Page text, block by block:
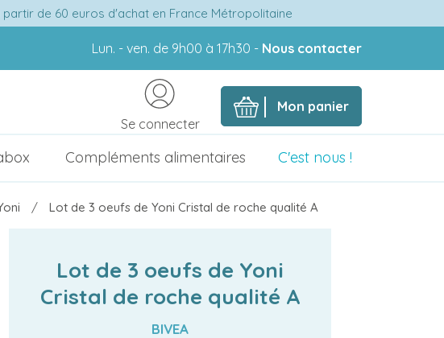
de 60 euros d'achat en France Métropolitaine
Lun. - ven. de 9h00 à 17h30 - Nous contacter
Mon panier
Se connecter
Compléments alimentaires C'est nous !
Lot de 3 oeufs de Yoni Cristal de roche qualité A
Lot de 3 oeufs de Yoni
Cristal de roche qualité A
BIVEA